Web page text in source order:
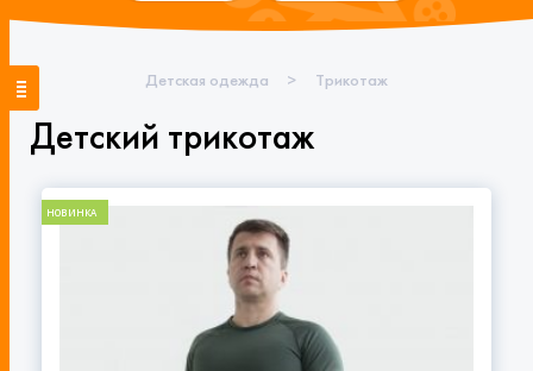
Детская одежда > Трикотаж
Детский трикотаж
НОВИНКА